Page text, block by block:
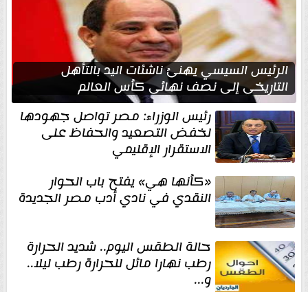
الرئيس السيسي يهنئ ناشئات اليد بالتأهل
التاريخي إلى نصف نهائي كأس العالم
رئيس الوزراء: مصر تواصل جهودها
لخفض التصعيد والحفاظ على
الاستقرار الإقليمي
«كأنها هي» يفتح باب الحوار
النقدي في نادي أدب مصر الجديدة
حالة الطقس اليوم.. شديد الحرارة
رطب نهارا مائل للحرارة رطب ليلا..
و...